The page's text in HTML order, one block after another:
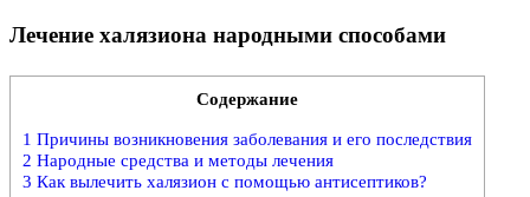
Лечение халязиона народными способами
Содержание
1 Причины возникновения заболевания и его последствия
2 Народные средства и методы лечения
3 Как вылечить халязион с помощью антисептиков?